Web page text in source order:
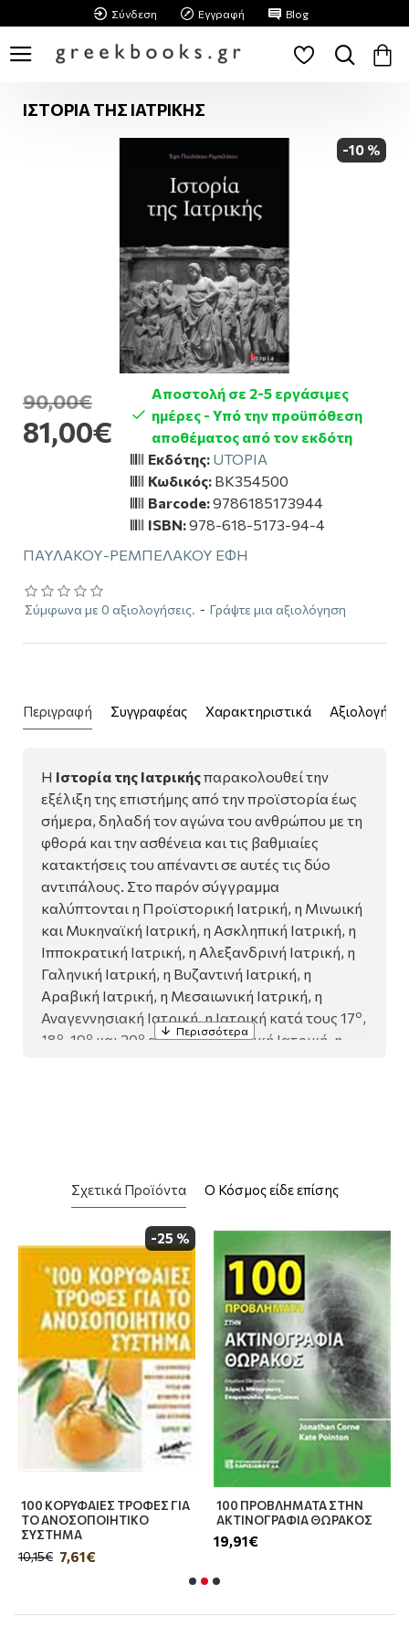
Σύνδεση Εγγραφή Blog
ΙΣΤΟΡΙΑ ΤΗΣ ΙΑΤΡΙΚΗΣ
-10 %
ΠΑΥΛΑΚΟΥ-ΡΕΜΠΕΛΑΚΟΥ ΕΦΗ
Σύμφωνα με 0 αξιολογήσεις. - Γράψτε μια αξιολόγηση
81,00€
90,00€
Αποστολή σε 2-5 εργάσιμες
ημέρες - Υπό την προϋπόθεση
αποθέματος από τον εκδότη
Εκδότης: UTOPIA
Κωδικός: BK354500
Barcode:9786185173944
ISBN:978-618-5173-94-4
Περιγραφή Συγγραφέας Χαρακτηριστικά
Η Ιστορία της Ιατρικήςπαρακολουθεί την
εξέλιξη της επιστήμης από την προϊστορία έως
σήμερα, δηλαδή τον αγώνα του ανθρώπου με τη
φθορά και την ασθένεια και τις βαθμιαίες
κατακτήσεις του απέναντι σε αυτές τις δύο
αντιπάλους. Στο παρόν σύγγραμμα
καλύπτονται η Προϊστορική Ιατρική, η Μινωική
και Μυκηναϊκή Ιατρική, η Ασκληπική Ιατρική, η
Ιπποκρατική Ιατρική, η Αλεξανδρινή Ιατρική, η
Γαληνική Ιατρική, η Βυζαντινή Ιατρική, η
Αραβική Ιατρική, η Μεσαιωνική Ιατρική, η
Αναγεννησιακή Ιατρική, η Ιατρική κατά τους 17ο ,
18 ο , 19ο και 20ο αιώνες, η Ελληνική Ιατρική, η
με θεματολογία ευρύτερου ενδιαφέροντος,
βιβλιογραφία, το παρόν σύγγραμμα αποτελεί
το πιο σύγχρονο έργο στο πεδίο και το πλέον
φιλικό στον αναγνώστη.
Σχετικά Προϊόντα Ο Κόσμος είδε επίσης
-25 %
100 ΚΟΡΥΦΑΙΕΣ ΤΡΟΦΕΣ ΓΙΑ
ΤΟ ΑΝΟΣΟΠΟΙΗΤΙΚΟ
ΣΥΣΤΗΜΑ
7,61€
10,15€
100 ΠΡΟΒΛΗΜΑΤΑ ΣΤΗΝ
ΑΚΤΙΝΟΓΡΑΦΙΑ ΘΩΡΑΚΟΣ
19,91€